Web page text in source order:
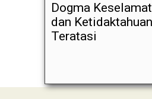
Dogma
dan
Teratasi